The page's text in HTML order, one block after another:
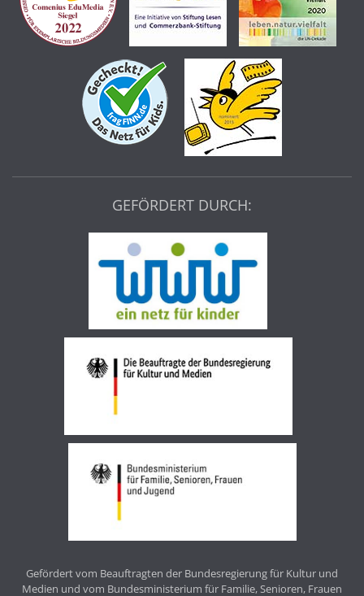
GEFÖRDERT DURCH:
Gefördert vom Beauftragten der Bundesregierung für Kultur und
Medien und vom Bundesministerium für Familie, Senioren, Frauen